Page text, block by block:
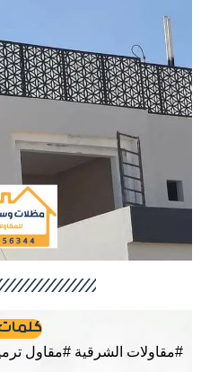
#مقاولات الشرقية #مقاول